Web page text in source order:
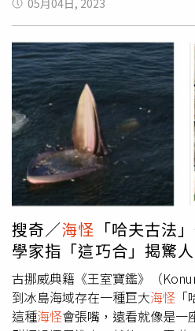
型直至現今都沒太大變化，因
界有4種鱟，多分佈於美國東海
離島也能見到鱟的蹤跡，由於鱟
藍色，堪稱是地球上唯一擁有藍
從網上曝光的照片可見，這尾
體扁平，看起來就像是長著尾巴
一隻翻車魚。根據網路媒體
（Cath）和湯姆（Tom
無意間發現海灘出現這隻形似外
驚不已，因為從未見過這種大魚
「從專業的角度來說，我認為這
要大，但我認為牠原本至少可以
《國家地理》曾提到，翻車魚的
公尺、長約3公尺，而且重量至
洋生物學家釣上了詭異的灰色肉
車魚。（圖／翻攝自Atlantic
在澳洲發現的翻車魚其實還「不
牙亞速爾群島的法亞爾島（Faial
巨魚屍體，當地民眾趕緊聯繫海
現原來是尾翻車，不過被牠驚人
這條魚重達6049磅，約2.7公噸
搜奇／海怪 「哈夫古法
學家指「這巧合」揭驚
古挪威典籍《王室寶鑑》（
到冰島海域存在一種巨大海怪
這種海怪會張嘴，遠看就像是一